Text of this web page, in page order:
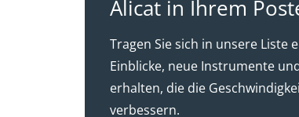
Alicat in Ihrem
Tragen Sie sich in unsere Liste
Einblicke, neue Instrumente
erhalten, die die
verbessern.